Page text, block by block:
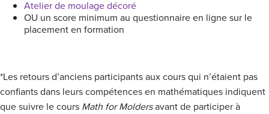
Atelier de moulage décoré
OU un score minimum au questionnaire en ligne sur le
placement en formation
*Les retours d’anciens participants aux cours qui n’étaient pas
confiants dans leurs compétences en mathématiques indiquent
que suivre le cours Math for Moldersavant de participer à